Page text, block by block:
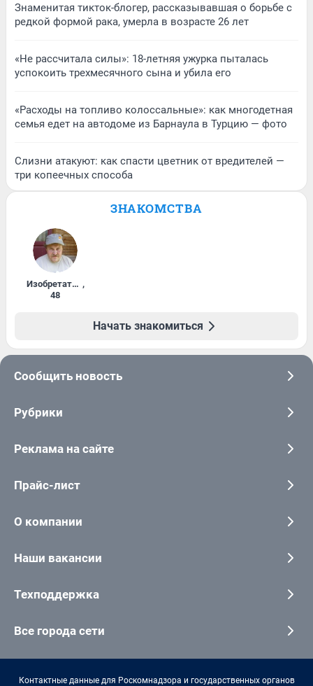
Знаменитая тикток-блогер, рассказывавшая о борьбе с
редкой формой рака, умерла в возрасте 26 лет
«Не рассчитала силы»: 18-летняя ужурка пыталась
успокоить трехмесячного сына и убила его
«Расходы на топливо колоссальные»: как многодетная
семья едет на автодоме из Барнаула в Турцию — фото
Слизни атакуют: как спасти цветник от вредителей —
три копеечных способа
ЗНАКОМСТВА
Изобретатель ,
48
Начать знакомиться
Сообщить новость
Рубрики
Реклама на сайте
Прайс-лист
О компании
Наши вакансии
Техподдержка
Все города сети
Контактные данные для Роскомнадзора и государственных органов